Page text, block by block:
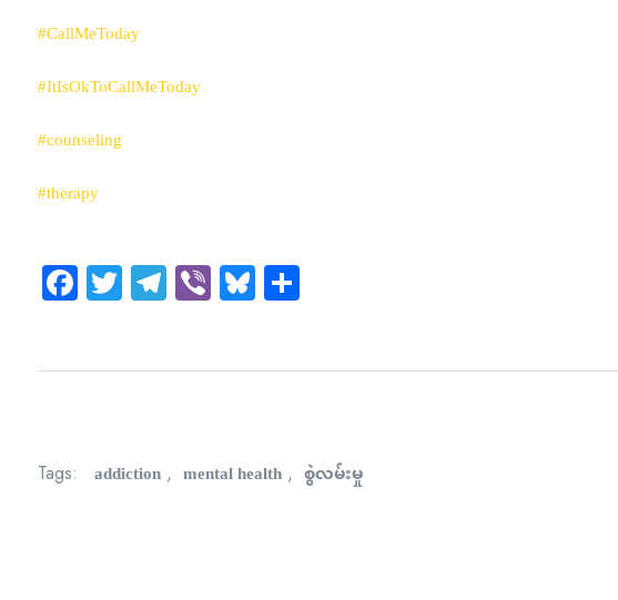
#CallMeToday
#ItIsOkToCallMeToday
#counseling
#therapy
FacebookTwitter TelegramViber Bluesky
Tags: addiction , mental health , စွဲလမ်းမှု